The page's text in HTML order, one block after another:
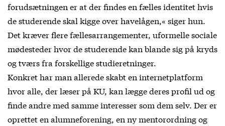
forudsætningen er at der findes en fælles identitet hvis
de studerende skal kigge over havelågen,« siger hun.
Det kræver flere fællesarrangementer, uformelle sociale
mødesteder hvor de studerende kan blande sig på kryds
og tværs fra forskellige studieretninger.
Konkret har man allerede skabt en internetplatform
hvor alle, der læser på KU, kan lægge deres profil ud og
finde andre med samme interesser som dem selv. Der er
oprettet en alumneforening, en ny mentorordning og